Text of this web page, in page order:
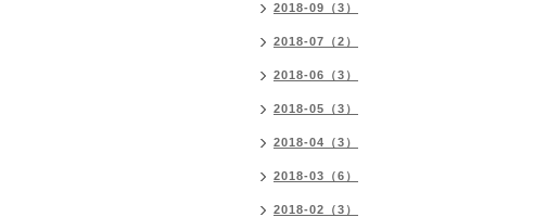
2018-09（3）
2018-07（2）
2018-06（3）
2018-05（3）
2018-04（3）
2018-03（6）
2018-02（3）